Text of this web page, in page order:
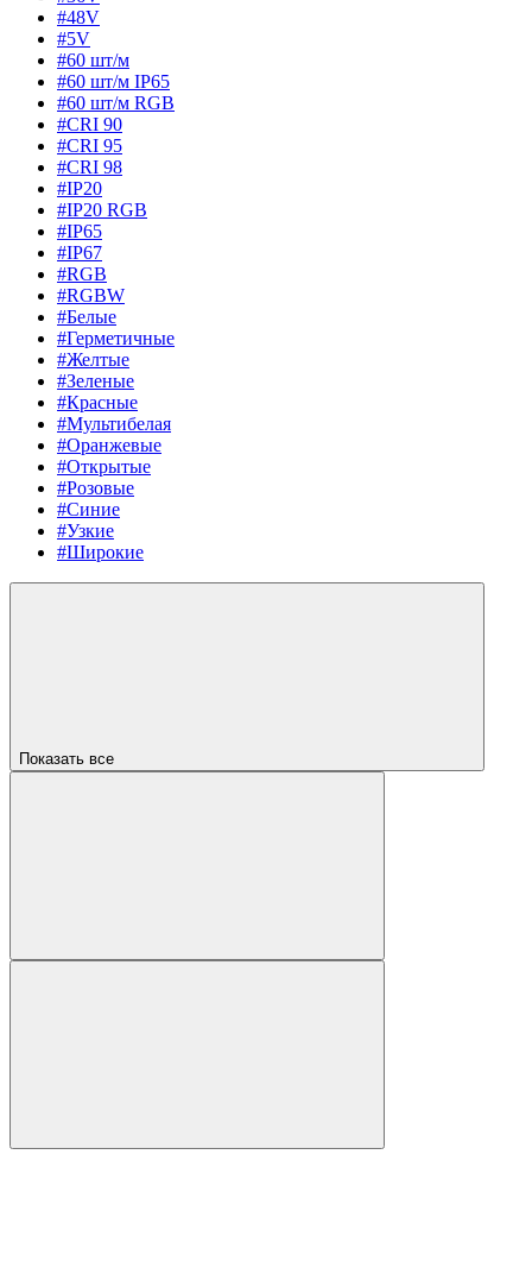
#48V
#5V
#60 шт/м
#60 шт/м IP65
#60 шт/м RGB
#CRI 90
#CRI 95
#CRI 98
#IP20
#IP20 RGB
#IP65
#IP67
#RGB
#RGBW
#Белые
#Герметичные
#Желтые
#Зеленые
#Красные
#Мультибелая
#Оранжевые
#Открытые
#Розовые
#Синие
#Узкие
#Широкие
Показать все